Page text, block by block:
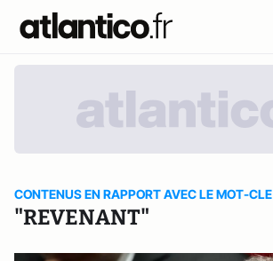
CONTENUS EN RAPPORT AVEC LE MOT-CLE
"REVENANT"